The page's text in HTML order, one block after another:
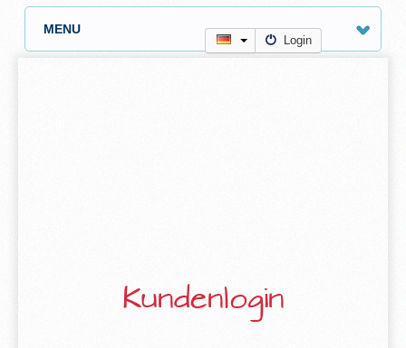
MENU
Login
Kundenlogin